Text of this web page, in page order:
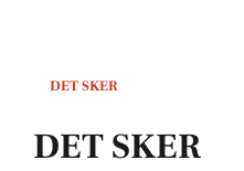
DET SKER
DET SKER